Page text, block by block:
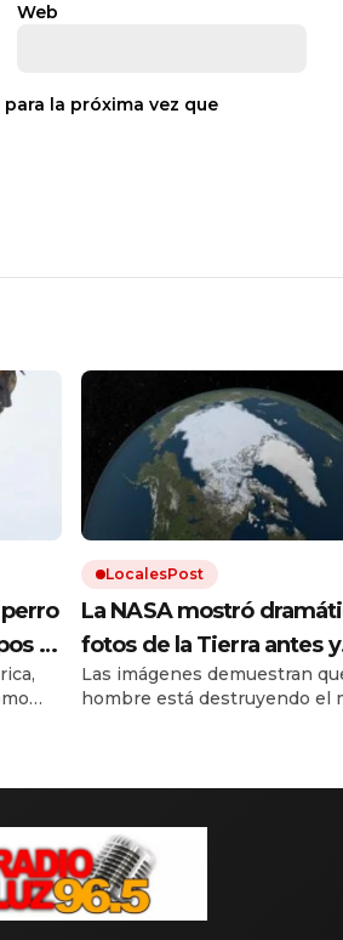
Web
la próxima vez que
y
LocalesPost
La NASA mostró
fotos de la Tierra antes y
después del cambio
Las imágenes demuestran
hombre está destruyendo el
el resto.